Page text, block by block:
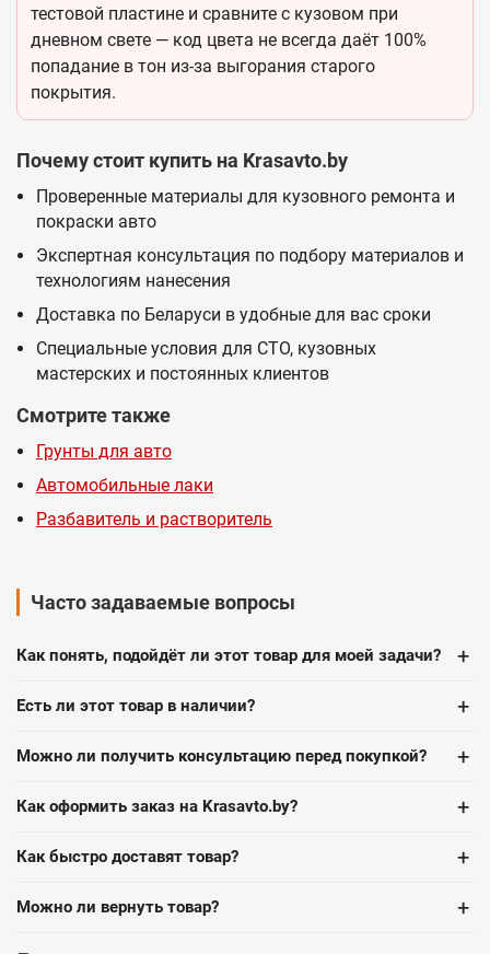
тестовой пластине и сравните с кузовом при
дневном свете — код цвета не всегда даёт 100%
попадание в тон из-за выгорания старого
покрытия.
Почему стоит купить на Krasavto.by
Проверенные материалы для кузовного ремонта и
покраски авто
Экспертная консультация по подбору материалов и
технологиям нанесения
Доставка по Беларуси в удобные для вас сроки
Специальные условия для СТО, кузовных
мастерских и постоянных клиентов
Смотрите также
Грунты для авто
Автомобильные лаки
Разбавитель и растворитель
Часто задаваемые вопросы
Как понять, подойдёт ли этот товар для моей задачи? +
Есть ли этот товар в наличии? +
Можно ли получить консультацию перед покупкой? +
Как оформить заказ на Krasavto.by? +
Как быстро доставят товар? +
Можно ли вернуть товар? +